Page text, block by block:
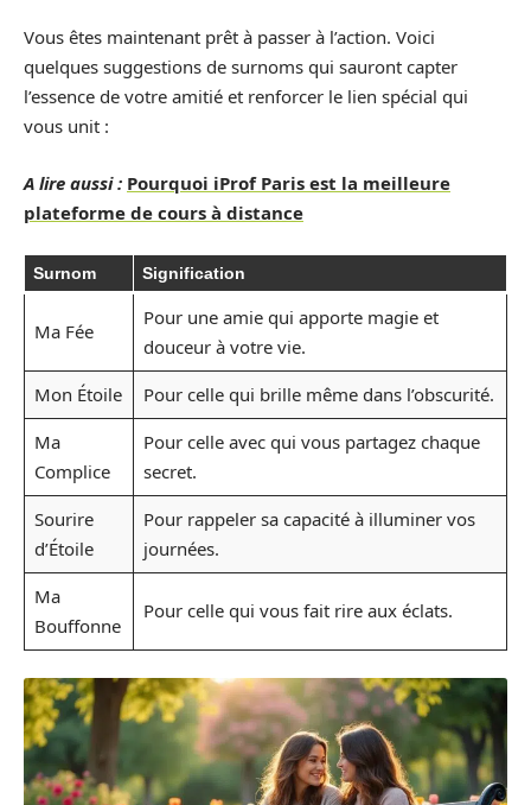
Vous êtes maintenant prêt à passer à l’action. Voici
quelques suggestions de surnoms qui sauront capter
l’essence de votre amitié et renforcer le lien spécial qui
vous unit :
A lire aussi : Pourquoi iProf Paris est la meilleure
plateforme de cours à distance
Surnom Signification
Ma Fée
Pour une amie qui apporte magie et
douceur à votre vie.
Mon Étoile
Pour celle qui brille même dans l’obscurité.
Ma
Complice
Pour celle avec qui vous partagez chaque
secret.
Sourire
d’Étoile
Pour rappeler sa capacité à illuminer vos
journées.
Ma
Bouffonne
Pour celle qui vous fait rire aux éclats.